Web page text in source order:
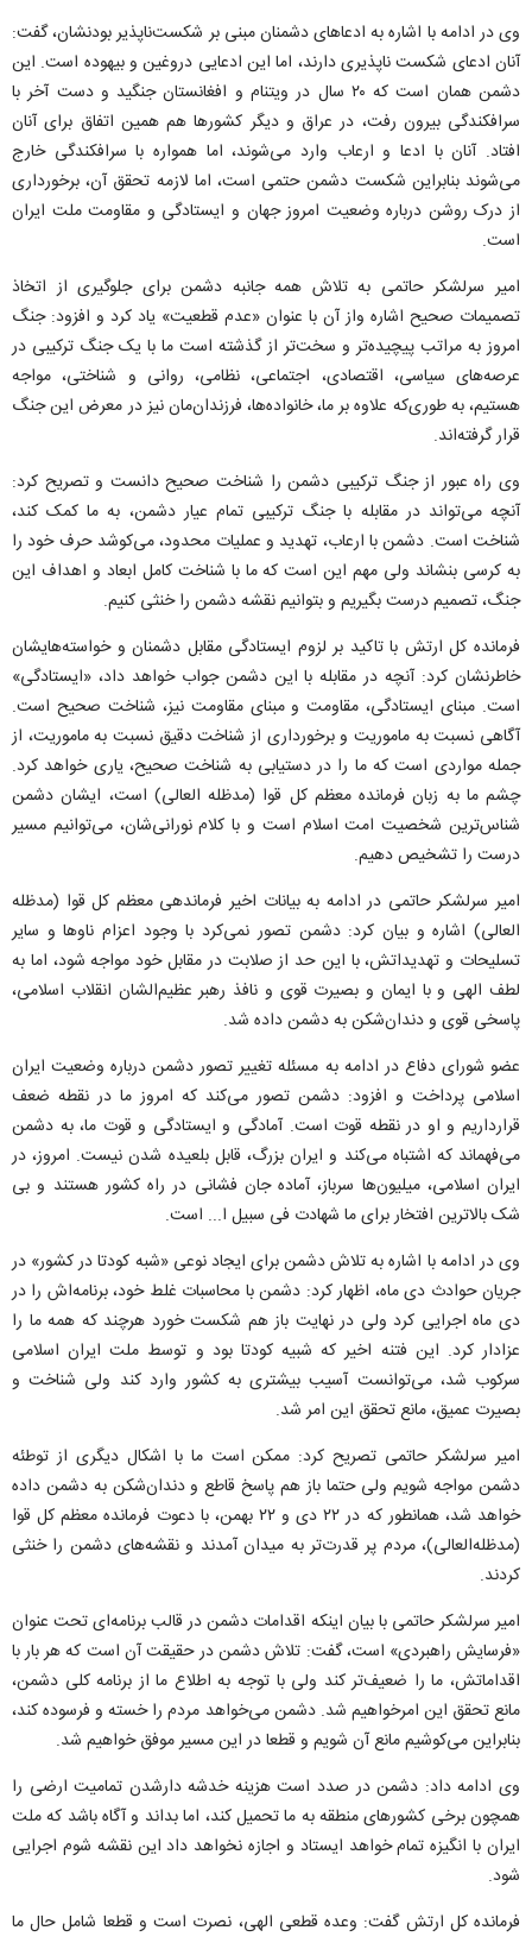
وی در ادامه با اشاره به ادعا‌های دشمنان مبنی بر شکست‌ناپذیر بودنشان، گفت:
آنان ادعای شکست ناپذیری دارند، اما این ادعایی دروغین و بیهوده است. این
دشمن همان است که ۲۰ سال در ویتنام و افغانستان جنگید و دست آخر با
سرافکندگی بیرون رفت، در عراق و دیگر کشور‌ها هم همین اتفاق برای آنان
افتاد. آنان با ادعا و ارعاب وارد می‌شوند، اما همواره با سرافکندگی خارج
می‌شوند بنابراین شکست دشمن حتمی است، اما لازمه تحقق آن، برخورداری
از درک روشن درباره وضعیت امروز جهان و ایستادگی و مقاومت ملت ایران
است.
امیر سرلشکر حاتمی به تلاش همه جانبه دشمن برای جلوگیری از اتخاذ
تصمیمات صحیح اشاره واز آن با عنوان «عدم قطعیت» یاد کرد و افزود: جنگ
امروز به مراتب پیچیده‌تر و سخت‌تر از گذشته است ما با یک جنگ ترکیبی در
عرصه‌های سیاسی، اقتصادی، اجتماعی، نظامی، روانی و شناختی، مواجه
هستیم، به طوری‌که علاوه بر ما، خانواده‌ها، فرزندان‌مان نیز در معرض این جنگ
قرار گرفته‌اند.
وی راه عبور از جنگ ترکیبی دشمن را شناخت صحیح دانست و تصریح کرد:
آنچه می‌تواند در مقابله با جنگ ترکیبی تمام عیار دشمن، به ما کمک کند،
شناخت است. دشمن با ارعاب، تهدید و عملیات محدود، می‌کوشد حرف خود را
به کرسی بنشاند ولی مهم این است که ما با شناخت کامل ابعاد و اهداف این
جنگ، تصمیم درست بگیریم و بتوانیم نقشه دشمن را خنثی کنیم.
فرمانده کل ارتش با تاکید بر لزوم ایستادگی مقابل دشمنان و خواسته‌هایشان
خاطرنشان کرد: آنچه در مقابله با این دشمن جواب خواهد داد، «ایستادگی»
است. مبنای ایستادگی، مقاومت و مبنای مقاومت نیز، شناخت صحیح است.
آگاهی نسبت به ماموریت و برخورداری از شناخت دقیق نسبت به ماموریت، از
جمله مواردی است که ما را در دستیابی به شناخت صحیح، یاری خواهد کرد.
چشم ما به زبان فرمانده معظم کل قوا (مدظله العالی) است، ایشان دشمن
شناس‌ترین شخصیت امت اسلام است و با کلام نورانی‌شان، می‌توانیم مسیر
درست را تشخیص دهیم.
امیر سرلشکر حاتمی در ادامه به بیانات اخیر فرماندهی معظم کل قوا (مدظله
العالی) اشاره و بیان کرد: دشمن تصور نمی‌کرد با وجود اعزام ناو‌ها و سایر
تسلیحات و تهدیداتش، با این حد از صلابت در مقابل خود مواجه شود، اما به
لطف الهی و با ایمان و بصیرت قوی و نافذ رهبر عظیم‌الشان انقلاب اسلامی،
پاسخی قوی و دندان‌شکن به دشمن داده شد.
عضو شورای دفاع در ادامه به مسئله تغییر تصور دشمن درباره وضعیت ایران
اسلامی پرداخت و افزود: دشمن تصور می‌کند که امروز ما در نقطه ضعف
قرارداریم و او در نقطه قوت است. آمادگی و ایستادگی و قوت ما، به دشمن
می‌فهماند که اشتباه می‌کند و ایران بزرگ، قابل بلعیده شدن نیست. امروز، در
ایران اسلامی، میلیون‌ها سرباز، آماده جان فشانی در راه کشور هستند و بی
شک بالاترین افتخار برای ما شهادت فی سبیل ا... است.
وی در ادامه با اشاره به تلاش دشمن برای ایجاد نوعی «شبه کودتا در کشور» در
جریان حوادث دی ماه، اظهار کرد: دشمن با محاسبات غلط خود، برنامه‌اش را در
دی ماه اجرایی کرد ولی در نهایت باز هم شکست خورد هرچند که همه ما را
عزادار کرد. این فتنه اخیر که شبیه کودتا بود و توسط ملت ایران اسلامی
سرکوب شد، می‌توانست آسیب بیشتری به کشور وارد کند ولی شناخت و
بصیرت عمیق، مانع تحقق این امر شد.
امیر سرلشکر حاتمی تصریح کرد: ممکن است ما با اشکال دیگری از توطئه
دشمن مواجه شویم ولی حتما باز هم پاسخ قاطع و دندان‌شکن به دشمن داده
خواهد شد، همانطور که در ۲۲ دی و ۲۲ بهمن، با دعوت فرمانده معظم کل قوا
(مدظله‌العالی)، مردم پر قدرت‌تر به میدان آمدند و نقشه‌های دشمن را خنثی
کردند.
امیر سرلشکر حاتمی با بیان اینکه اقدامات دشمن در قالب برنامه‌ای تحت عنوان
«فرسایش راهبردی» است، گفت: تلاش دشمن در حقیقت آن است که هر بار با
اقداماتش، ما را ضعیف‌تر کند ولی با توجه به اطلاع ما از برنامه کلی دشمن،
مانع تحقق این امرخواهیم شد. دشمن می‌خواهد مردم را خسته و فرسوده کند،
بنابراین می‌کوشیم مانع آن شویم و قطعا در این مسیر موفق خواهیم شد.
وی ادامه داد: دشمن در صدد است هزینه خدشه دارشدن تمامیت ارضی را
همچون برخی کشور‌های منطقه به ما تحمیل کند، اما بداند و آگاه باشد که ملت
ایران با انگیزه تمام خواهد ایستاد و اجازه نخواهد داد این نقشه شوم اجرایی
شود.
فرمانده کل ارتش گفت: وعده قطعی الهی، نصرت است و قطعا شامل حال ما